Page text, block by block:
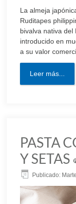
La almeja
Ruditapes
bivalva nativa del
introducido en
a su valor
Leer más...
PASTA
Y SETAS
Publicado: